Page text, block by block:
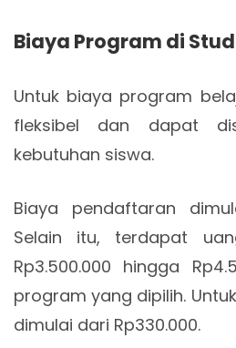
Biaya Program di
Untuk biaya program
fleksibel dan dapat
kebutuhan siswa.
Biaya pendaftaran
Selain itu, terdapat
Rp3.500.000 hingga
program yang dipilih.
dimulai dari Rp330.000.